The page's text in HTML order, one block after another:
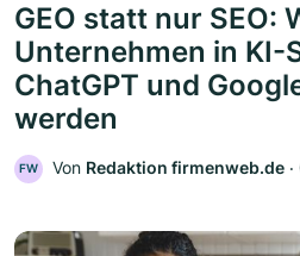
GEO statt nur SEO:
Unternehmen in KI-
ChatGPT und
werden
FW Von Redaktion firmenweb.de ‧